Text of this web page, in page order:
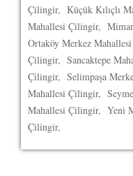
Çilingir, Küçük Kılıçlı
Mahallesi Çilingir,
Ortaköy Merkez
Çilingir, Sancaktepe
Çilingir, Selimpaşa
Mahallesi Çilingir,
Mahallesi Çilingir, Yeni
Çilingir,